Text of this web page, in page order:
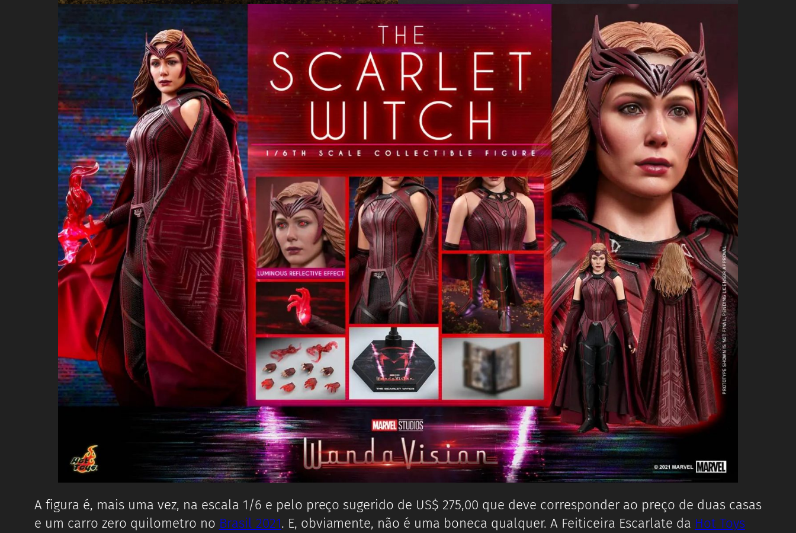
A figura é, mais uma vez, na escala 1/6 e pelo preço sugerido de US$ 275,00 que deve corresponder ao preço de duas casas
e um carro zero quilometro no Brasil 2021. E, obviamente, não é uma boneca qualquer. A Feiticeira Escarlate da Hot Toys